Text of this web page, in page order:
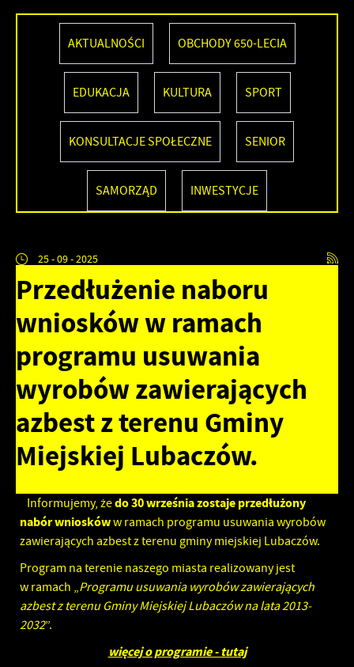
AKTUALNOŚCI OBCHODY 650-LECIA
EDUKACJA KULTURA SPORT
KONSULTACJE SPOŁECZNE SENIOR
SAMORZĄD INWESTYCJE
25 - 09 - 2025
Przedłużenie naboru
wniosków w ramach
programu usuwania
wyrobów zawierających
azbest z terenu Gminy
Miejskiej Lubaczów.
Informujemy, żedo 30 września zostaje przedłużony
nabór wnioskóww ramach programu usuwania wyrobów
zawierających azbest z terenu gminy miejskiej Lubaczów.
Program na terenie naszego miasta realizowany jest
w ramach „Programu usuwania wyrobów zawierających
azbest z terenu Gminy Miejskiej Lubaczów na lata 2013-
2032”.
więcej o programie - tutaj